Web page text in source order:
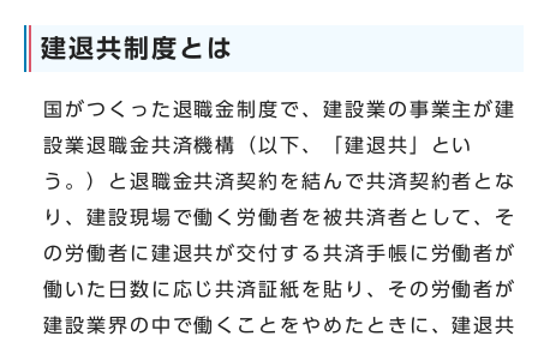
建退共制度とは
国がつくった退職金制度で、建設業の事業主が建
設業退職金共済機構（以下、「建退共」とい
う。）と退職金共済契約を結んで共済契約者とな
り、建設現場で働く労働者を被共済者として、そ
の労働者に建退共が交付する共済手帳に労働者が
働いた日数に応じ共済証紙を貼り、その労働者が
建設業界の中で働くことをやめたときに、建退共